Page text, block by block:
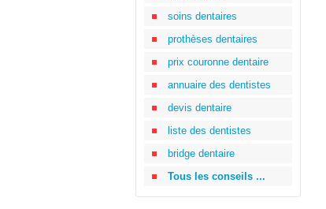
soins dentaires
prothèses dentaires
prix couronne dentaire
annuaire des dentistes
devis dentaire
liste des dentistes
bridge dentaire
Tous les conseils ...